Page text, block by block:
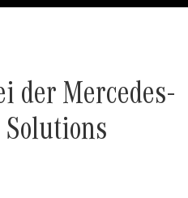
der Mercedes-